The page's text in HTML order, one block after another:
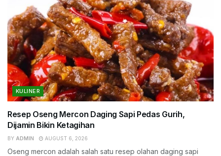
KULINER
Resep Oseng Mercon Daging Sapi Pedas Gurih,
Dijamin Bikin Ketagihan
BY ADMIN AUGUST 6, 2026
Oseng mercon adalah salah satu resep olahan daging sapi